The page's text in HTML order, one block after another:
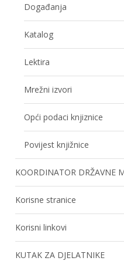
Događanja
Katalog
Lektira
Mrežni izvori
Opći podaci knjiznice
Povijest knjižnice
KOORDINATOR DRŽAVNE
Korisne stranice
Korisni linkovi
KUTAK ZA DJELATNIKE